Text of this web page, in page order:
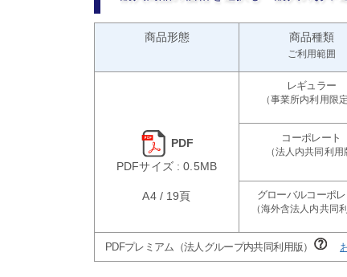
商品形態 商品種類
ご利用範囲
PDF
PDFサイズ : 0.5MB
A4 / 19頁
PDFプレミアム（法人グループ内共同利用版）